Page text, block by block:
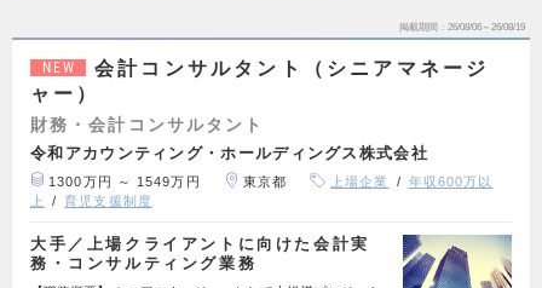
掲載期間 26/08/06～26/08/19
NEW
会計コンサルタント（シニアマネージ
ャー）
財務・会計コンサルタント
令和アカウンティング・ホールディングス株式会社
1300万円 ～ 1549万円 東京都 上場企業
年収600万以
上
育児支援制度
大手／上場クライアントに向けた会計実
務・コンサルティング業務